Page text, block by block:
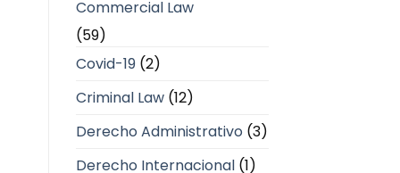
Commercial Law
(59)
Covid-19(2)
Criminal Law(12)
Derecho Administrativo (3)
Derecho Internacional(1)